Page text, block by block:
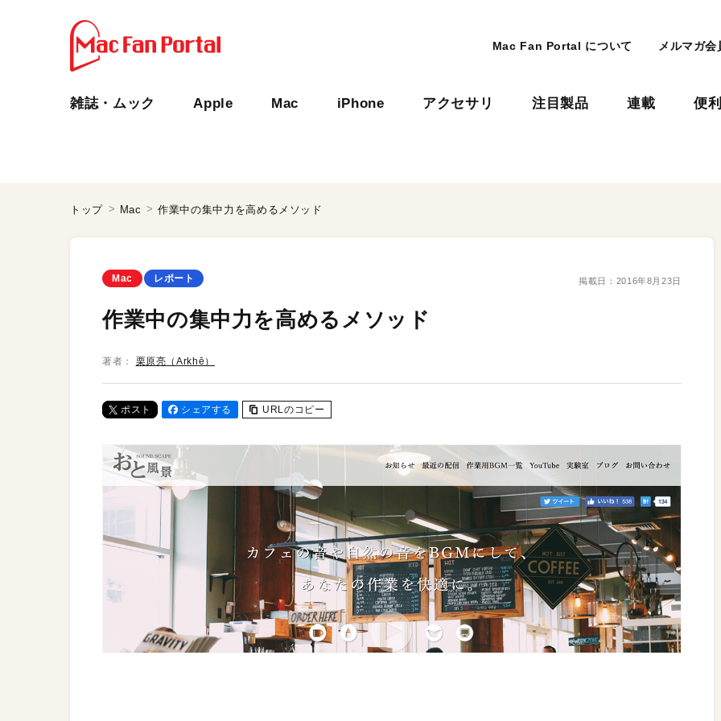
Mac Fan Portal について メルマガ会
雑誌・ムック Apple Mac iPhone アクセサリ 注目製品 連載 便
トップ Mac 作業中の集中力を高めるメソッド
Mac レポート 掲載日： 2016年8月23日
作業中の集中力を高めるメソッド
著者： 栗原亮（Arkhē）
ポスト シェアする URLのコピー